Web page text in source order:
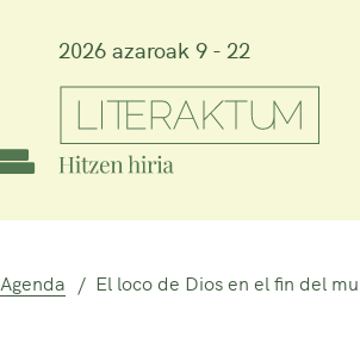
2026 azaroak 9 - 22
Agenda El loco de Dios en el fin del